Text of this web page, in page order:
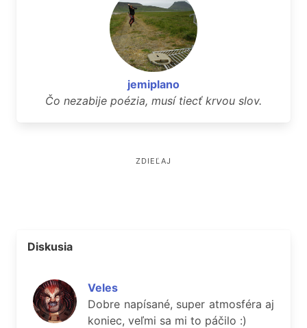
jemiplano
Čo nezabije poézia, musí tiecť krvou slov.
ZDIEĽAJ
Diskusia
Veles
Dobre napísané, super atmosféra aj
koniec, veľmi sa mi to páčilo :)